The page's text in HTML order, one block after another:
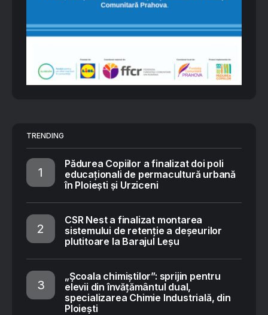
TRENDING
Pădurea Copiilor a finalizat doi poli
educaționali de permacultură urbană
în Ploiești și Urziceni
CSR Nest a finalizat montarea
sistemului de retenție a deșeurilor
plutitoare la Barajul Leșu
„Școala chimiștilor”: sprijin pentru
elevii din învățământul dual,
specializarea Chimie Industrială, din
Ploiești